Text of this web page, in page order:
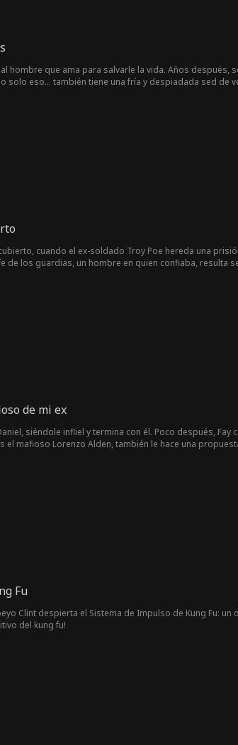
hombre que ama para salvarle la vida. Años
solo eso… también tiene una fría y despiadada sed de
cuando el ex-soldado Troy Poe hereda una
de los guardias, un hombre en quien confiaba, resulta
de mi ex
siéndole infliel y termina con él. Poco después,
el mafioso Lorenzo Alden, también le hace una
y presiona a Ivan para que limpie el nombre de
Fu
Clint despierta el Sistema de Impulso de Kung Fu:
del kung fu!